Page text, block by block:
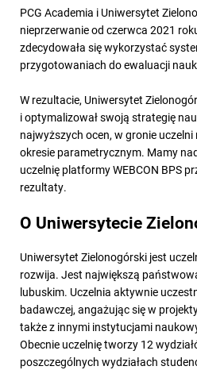
PCG Academia i Uniwersytet
nieprzerwanie od czerwca 2021
zdecydowała się wykorzystać
przygotowaniach do ewaluacji
W rezultacie, Uniwersytet
i optymalizował swoją strategię
najwyższych ocen, w gronie
okresie parametrycznym. Mamy
uczelnię platformy WEBCON BPS
rezultaty.
O Uniwersytecie
Uniwersytet Zielonogórski jest
rozwija. Jest największą
lubuskim. Uczelnia aktywnie
badawczej, angażując się w
także z innymi instytucjami
Obecnie uczelnię tworzy 12
poszczególnych wydziałach